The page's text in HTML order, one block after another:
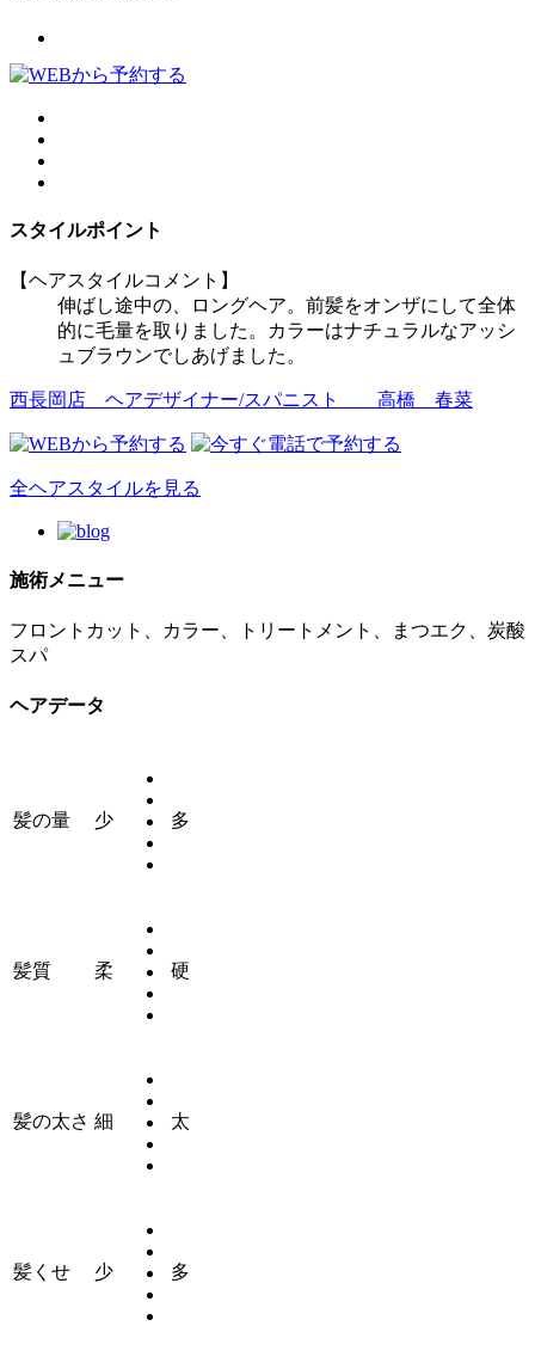
スタイルポイント
【ヘアスタイルコメント】
伸ばし途中の、ロングヘア。前髪をオンザにして全体
的に毛量を取りました。カラーはナチュラルなアッシ
ュブラウンでしあげました。
西長岡店 ヘアデザイナー/スパニスト 高橋 春菜
全ヘアスタイルを見る
施術メニュー
フロントカット、カラー、トリートメント、まつエク、炭酸
スパ
ヘアデータ
髪の量 少 多
髪質 柔 硬
髪の太さ 細 太
髪くせ 少 多